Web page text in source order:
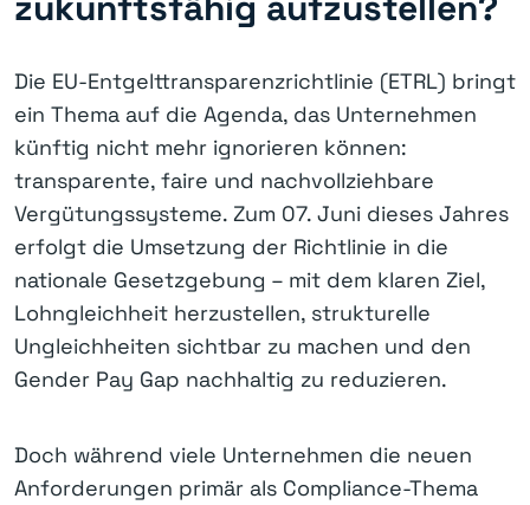
Die EU-Entgelttransparenzrichtlinie (ETRL) bringt
ein Thema auf die Agenda, das Unternehmen
künftig nicht mehr ignorieren können:
transparente, faire und nachvollziehbare
Vergütungssysteme. Zum 07. Juni dieses Jahres
erfolgt die Umsetzung der Richtlinie in die
nationale Gesetzgebung – mit dem klaren Ziel,
Lohngleichheit herzustellen, strukturelle
Ungleichheiten sichtbar zu machen und den
Gender Pay Gap nachhaltig zu reduzieren.
Doch während viele Unternehmen die neuen
Anforderungen primär als Compliance-Thema